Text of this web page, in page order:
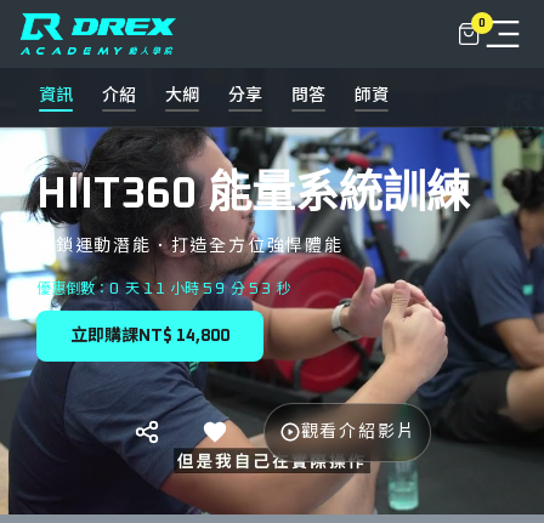
0
關於
動人學院+
NLC俱樂部
課程
實體課程
FPS L1 功能性運動表現專家
線上課程
動人學堂
聯繫我們
HIIT360 能量系統訓練
解鎖運動潛能．打造全方位強悍體能
優惠倒數： 0 天11 小時59 分51 秒
立即購課 NT$ 14,800
觀看介紹影片
資訊 介紹 大綱 分享 問答 師資